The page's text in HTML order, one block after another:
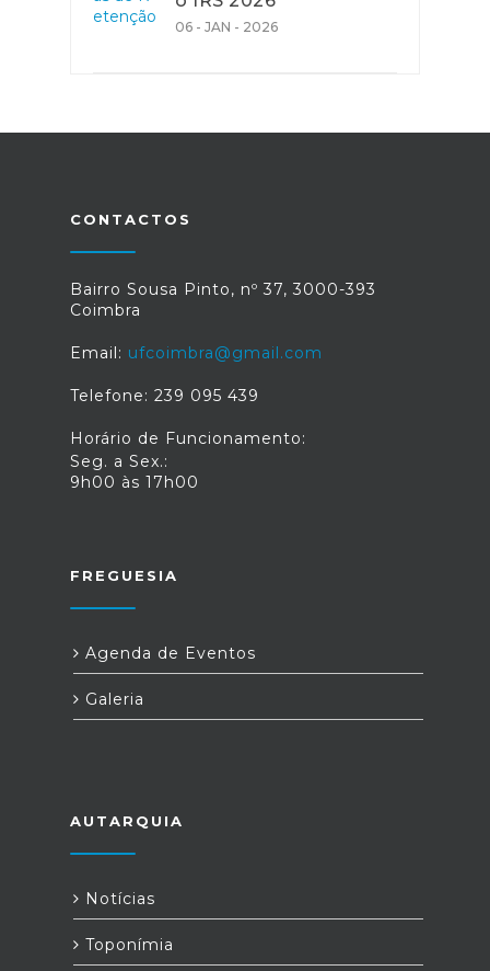
06 - JAN - 2026
CONTACTOS
Bairro Sousa Pinto, nº 37, 3000-393
Coimbra
Email: ufcoimbra@gmail.com
Telefone: 239 095 439
Horário de Funcionamento:
Seg. a Sex.:
9h00 às 17h00
FREGUESIA
Agenda de Eventos
Galeria
AUTARQUIA
Notícias
Toponímia